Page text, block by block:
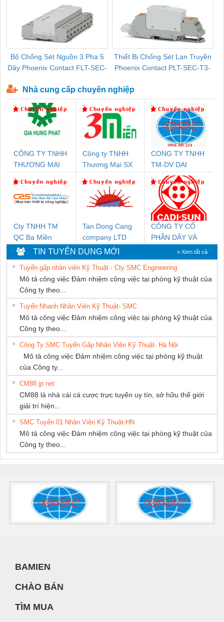
Bộ Chống Sét Nguồn 3 Pha 5
Dây Phoenix Contact FLT-SEC-
Thiết Bị Chống Sét Lan Truyền
Phoenix Contact PLT-SEC-T3-
Nhà cung cấp chuyên nghiệp
CÔNG TY TNHH
THƯƠNG MẠI
THUẬT ĐIỆN CƠ
GIA HƯNG PHÁT
Công ty TNHH
Thương Mại SX
CONG TY TNHH
TM-DV DAI
DONG THANH
Cty TNHH TM
QC Ba Miền
Tan Dong Cang
company LTD
CÔNG TY CỔ
PHẦN DÂY VÀ
CÁP ĐIỆN
THƯỢNG ĐÌNH
TIN TUYỂN DỤNG MỚI » Xem tất cả
Tuyển gấp nhân viên Kỹ Thuật - Cty SMC Engineering
Mô tả công việc Đảm nhiệm công việc tại phòng kỹ thuật của
Công ty theo...
Tuyển Nhanh Nhân Viên Kỹ Thuật- SMC
Mô tả công việc Đảm nhiệm công việc tại phòng kỹ thuật của
Công ty theo...
Công Ty SMC Tuyển Gấp Nhân Viên Kỹ Thuật- Hà Nội
Mô tả công việc Đảm nhiệm công việc tại phòng kỹ thuật
của Công ty...
CM88 jp net
CM88 là nhà cái cá cược trực tuyến uy tín, sở hữu thế giới
giải trí hiện...
SMC Tuyển 01 Nhân Viên Kỹ Thuật-HN
Mô tả công việc Đảm nhiệm công việc tại phòng kỹ thuật của
Công ty theo...
BAMIEN
CHÀO BÁN
TÌM MUA